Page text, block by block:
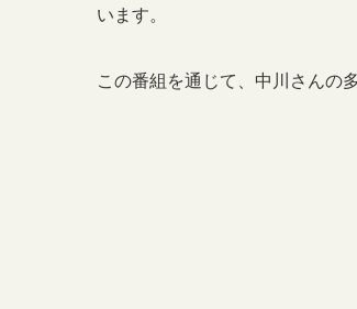
います。
この番組を通じて、中川さんの